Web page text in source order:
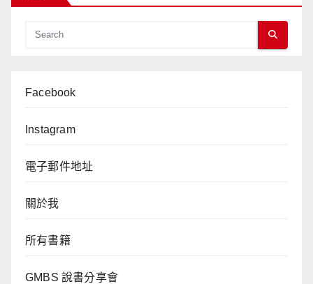
Facebook
Instagram
電子郵件地址
關於我
所有書籍
GMBS 說書分享會